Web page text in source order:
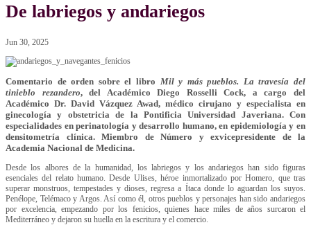
De labriegos y andariegos
Jun 30, 2025
Comentario de orden sobre el libro Mil y más pueblos. La travesía del
tinieblo rezandero, del Académico Diego Rosselli Cock, a cargo del
Académico Dr. David Vázquez Awad, médico cirujano y especialista en
ginecología y obstetricia de la Pontificia Universidad Javeriana. Con
especialidades en perinatología y desarrollo humano, en epidemiología y en
densitometría clínica. Miembro de Número y exvicepresidente de la
Academia Nacional de Medicina.
Desde los albores de la humanidad, los labriegos y los andariegos han sido figuras
esenciales del relato humano. Desde Ulises, héroe inmortalizado por Homero, que tras
superar monstruos, tempestades y dioses, regresa a Ítaca donde lo aguardan los suyos.
Penélope, Telémaco y Argos. Así como él, otros pueblos y personajes han sido andariegos
por excelencia, empezando por los fenicios, quienes hace miles de años surcaron el
Mediterráneo y dejaron su huella en la escritura y el comercio.